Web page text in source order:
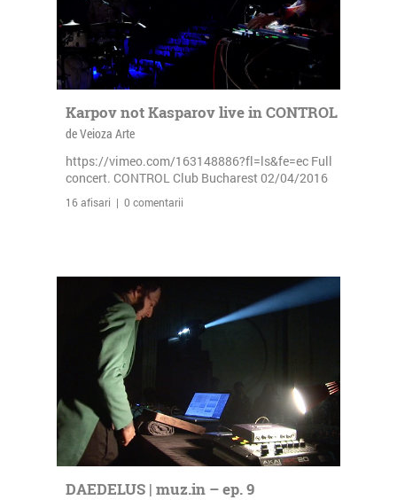
Karpov not Kasparov live in CONTROL
de Veioza Arte
https://vimeo.com/163148886?fl=ls&fe=ec Full
concert. CONTROL Club Bucharest 02/04/2016
16 afisari | 0 comentarii
DAEDELUS | muz.in – ep. 9